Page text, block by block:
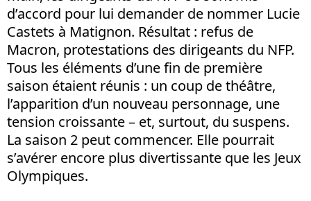
d’accord pour lui demander de nommer Lucie
Castets à Matignon. Résultat : refus de
Macron, protestations des dirigeants du NFP.
Tous les éléments d’une fin de première
saison étaient réunis : un coup de théâtre,
l’apparition d’un nouveau personnage, une
tension croissante – et, surtout, du suspens.
La saison 2 peut commencer. Elle pourrait
s’avérer encore plus divertissante que les Jeux
Olympiques.